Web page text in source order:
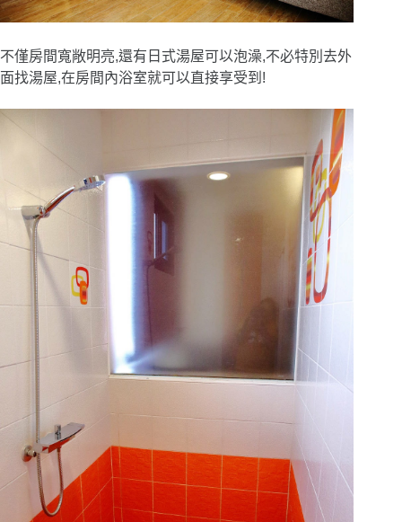
不僅房間寬敞明亮,還有日式湯屋可以泡澡,不必特別去外
面找湯屋,在房間內浴室就可以直接享受到!